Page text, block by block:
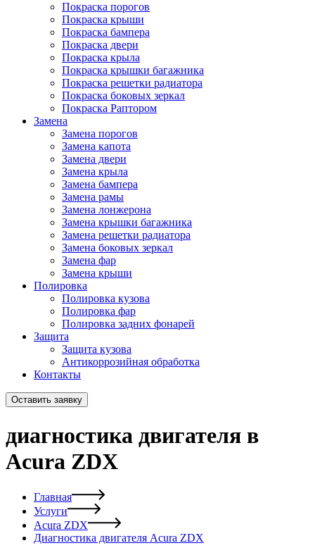
Покраска порогов
Покраска крыши
Покраска бампера
Покраска двери
Покраска крыла
Покраска крышки багажника
Покраска решетки радиатора
Покраска боковых зеркал
Покраска Раптором
Замена
Замена порогов
Замена капота
Замена двери
Замена крыла
Замена бампера
Замена рамы
Замена лонжерона
Замена крышки багажника
Замена решетки радиатора
Замена боковых зеркал
Замена фар
Замена крыши
Полировка
Полировка кузова
Полировка фар
Полировка задних фонарей
Защита
Защита кузова
Антикоррозийная обработка
Контакты
Оставить заявку
диагностика двигателя в
Acura ZDX
Главная
Услуги
Acura ZDX
Диагностика двигателя Acura ZDX